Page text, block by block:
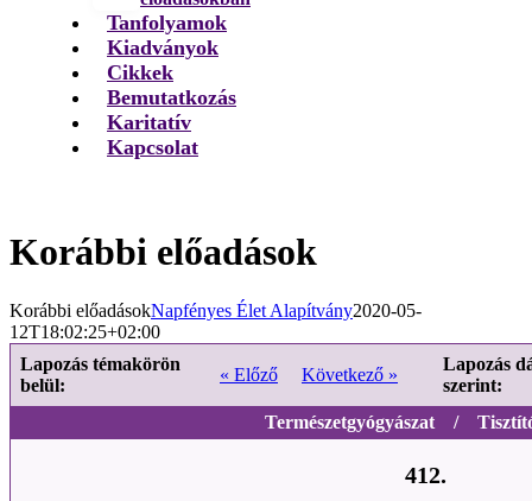
Tanfolyamok
Kiadványok
Cikkek
Bemutatkozás
Karitatív
Kapcsolat
Korábbi előadások
Korábbi előadásokNapfényes Élet Alapítvány2020-05-
12T18:02:25+02:00
Lapozás témakörön
belül:
« Előző Következő »
Lapozás
szerint:
Természetgyógyászat /
412.